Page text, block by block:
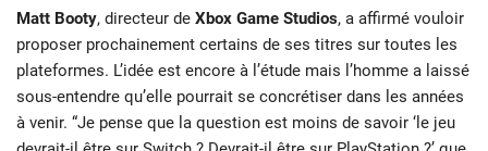
Matt Booty, directeur de Xbox Game Studios, a affirmé vouloir
proposer prochainement certains de ses titres sur toutes les
plateformes. L’idée est encore à l’étude mais l’homme a laissé
sous-entendre qu’elle pourrait se concrétiser dans les années
à venir. “Je pense que la question est moins de savoir ‘le jeu